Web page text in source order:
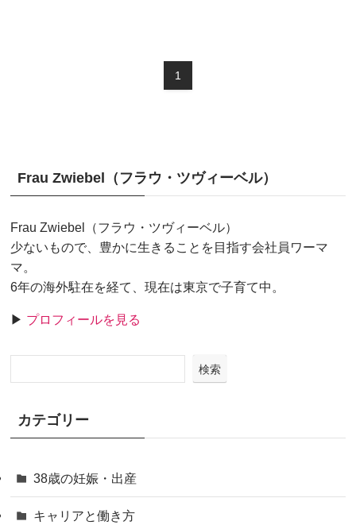
1
Frau Zwiebel（フラウ・ツヴィーベル）
Frau Zwiebel（フラウ・ツヴィーベル）
少ないもので、豊かに生きることを目指す会社員ワーマ
マ。
6年の海外駐在を経て、現在は東京で子育て中。
▶ プロフィールを見る
検索
カテゴリー
38歳の妊娠・出産
キャリアと働き方